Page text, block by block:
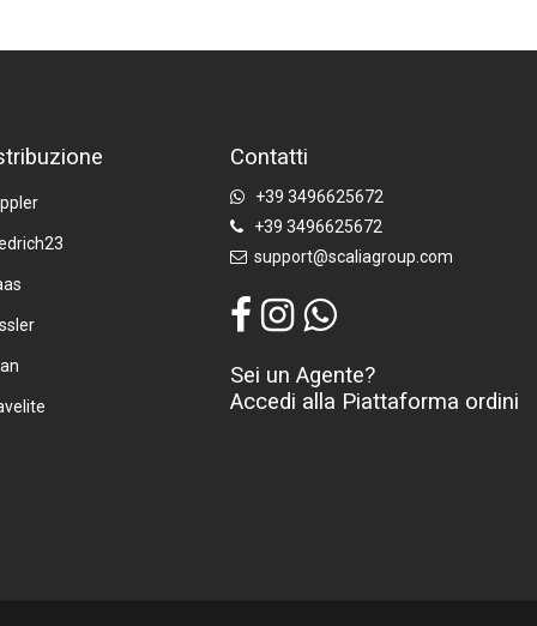
Contatti
+39 3496625672
+39 3496625672
support@scaliagroup.com
Sei un Agente?
Accedi alla Piattaforma ordini